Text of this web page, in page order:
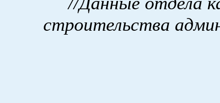
строительства